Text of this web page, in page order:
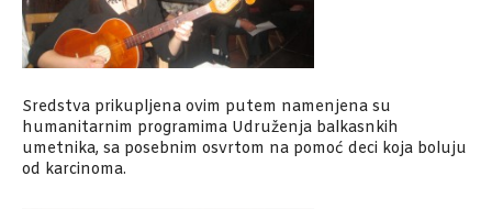
Sredstva prikupljena ovim putem namenjena su
humanitarnim programima Udruženja balkasnkih
umetnika, sa posebnim osvrtom na pomoć deci koja boluju
od karcinoma.